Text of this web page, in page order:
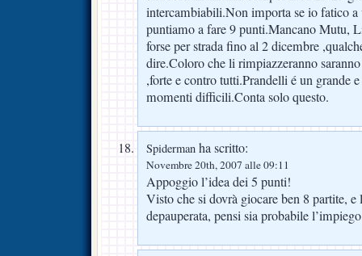
intercambiabili.Non importa se io fatico
puntiamo a fare 9 punti.Mancano Mutu,
forse per strada fino al 2 dicembre
dire.Coloro che li rimpiazzeranno
,forte e contro tutti.Prandelli é un grande
momenti difficili.Conta solo questo.
Spiderman ha scritto:
Novembre 20th, 2007 alle 09:11
Appoggio l’idea dei 5 punti!
Visto che si dovrà giocare ben 8 partite, e
depauperata, pensi sia probabile